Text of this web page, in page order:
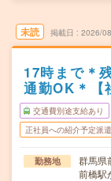
未読 掲載日 2026/
17時まで＊
通勤OK＊【
交通費別途支給あり
正社員への紹介予定派遣
勤務地
群馬県
前橋駅